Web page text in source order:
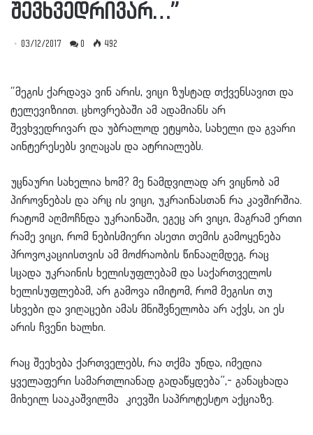
შევხვედრივარ…”
03/12/2017 0 492
“მეგის ქარდავა ვინ არის, ვიცი ზუსტად თქვენსავით და
ტელევიზიით. ცხოვრებაში ამ ადამიანს არ
შევხვედრივარ და უბრალოდ ეტყობა, სახელი და გვარი
აინტერესებს ვიღაცას და ატრიალებს.
უცნაური სახელია ხომ? მე ნამდვილად არ ვიცნობ ამ
პიროვნებას და არც ის ვიცი, უკრაინასთან რა კავშირშია.
რატომ აღმოჩნდა უკრაინაში, ეგეც არ ვიცი, მაგრამ ერთი
რამე ვიცი, რომ ნებისმიერი ასეთი თემის გამოყენება
პროვოკაციისთვის ამ მოძრაობის წინააღმდეგ, რაც
სცადა უკრაინის ხელისუფლებამ და საქართველოს
ხელისუფლებამ, არ გამოვა იმიტომ, რომ მეგისი თუ
სხვები და ვიღაცები ამას მნიშვნელობა არ აქვს, აი ეს
არის ჩვენი ხალხი.
რაც შეეხება ქართველებს, რა თქმა უნდა, იმედია
ყველაფერი სამართლიანად გადაწყდება”,- განაცხადა
მიხეილ სააკაშვილმა კიევში საპროტესტო აქციაზე.